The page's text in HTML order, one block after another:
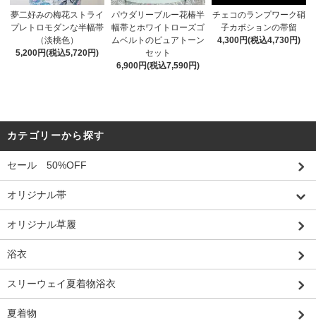
夢二好みの梅花ストライ
プレトロモダンな半幅帯
（淡桃色）
5,200円(税込5,720円)
パウダリーブルー花椿半
幅帯とホワイトローズゴ
ムベルトのピュアトーン
セット
6,900円(税込7,590円)
チェコのランプワーク硝
子カボションの帯留
4,300円(税込4,730円)
カテゴリーから探す
セール 50%OFF
オリジナル帯
オリジナル草履
浴衣
スリーウェイ夏着物浴衣
夏着物